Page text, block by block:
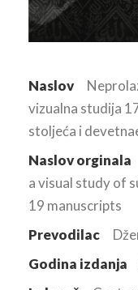
Naslov
vizualna studija
stoljeća i
Naslov orginala
a visual study of
19 manuscripts
Prevodilac
Godina izdanja